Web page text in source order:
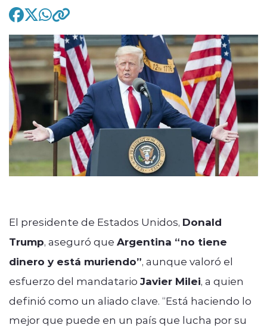
modo claro
El presidente de Estados Unidos, Donald
Trump, aseguró que Argentina “no tiene
dinero y está muriendo”, aunque valoró el
esfuerzo del mandatario Javier Milei, a quien
definió como un aliado clave. “Está haciendo lo
mejor que puede en un país que lucha por su